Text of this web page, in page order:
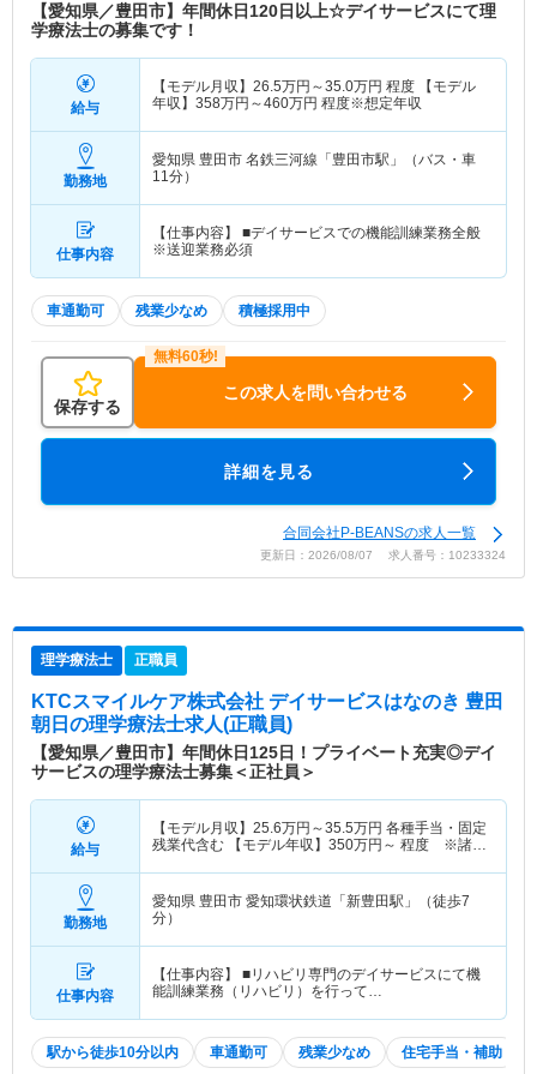
【愛知県／豊田市】年間休日120日以上☆デイサービスにて理
学療法士の募集です！
給与
【モデル月収】 26.5万円～35.0万円 程度 【モデル
年収】 358万円～460万円 程度※想定年収
勤務地
愛知県 豊田市 名鉄三河線「豊田市駅」（バス・車
11分）
仕事内容
【仕事内容】 ■デイサービスでの機能訓練業務全般
※送迎業務必須
車通勤可 残業少なめ 積極採用中
保存する
この求人を問い合わせる
詳細を見る
合同会社P-BEANSの求人一覧
更新日：2026/08/07 求人番号：10233324
理学療法士 正職員
KTCスマイルケア株式会社 デイサービスはなのき 豊田
朝日 の理学療法士求人(正職員)
【愛知県／豊田市】年間休日125日！プライベート充実◎デイ
サービスの理学療法士募集＜正社員＞
給与
【モデル月収】 25.6万円～35.5万円 各種手当・固定
残業代含む 【モデル年収】 350万円～ 程度 ※諸手
勤務地
愛知県 豊田市 愛知環状鉄道「新豊田駅」（徒歩7
分）
仕事内容
【仕事内容】 ■リハビリ専門のデイサービスにて機
能訓練業務（リハビリ）を行って…
駅から徒歩10分以内 車通勤可 残業少なめ 住宅手当・補助